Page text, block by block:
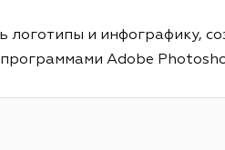
логотипы и инфографику,
Adobe